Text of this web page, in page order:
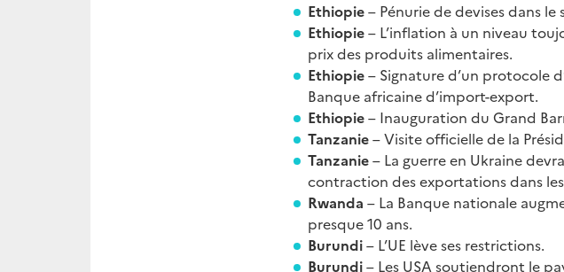
Ethiopie– Pénurie de devises dans
Ethiopie– L’inflation à un niveau
prix des produits alimentaires.
Ethiopie– Signature d’un protocole
Banque africaine d’import-export.
Ethiopie– Inauguration du Grand
Tanzanie– Visite officielle de la
Tanzanie– La guerre en Ukraine
contraction des exportations dans
Rwanda – La Banque nationale
presque 10 ans.
Burundi– L’UE lève ses restrictions.
Burundi– Les USA soutiendront le